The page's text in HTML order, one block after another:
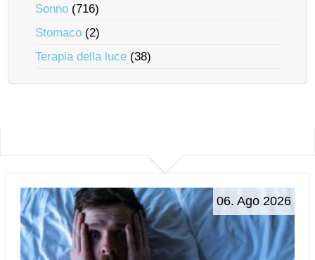
Sonno (716)
Stomaco (2)
Terapia della luce (38)
06. Ago 2026